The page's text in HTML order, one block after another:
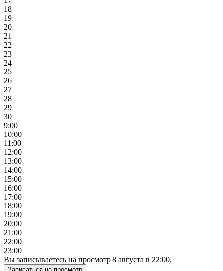
18
19
20
21
22
23
24
25
26
27
28
29
30
9:00
10:00
11:00
12:00
13:00
14:00
15:00
16:00
17:00
18:00
19:00
20:00
21:00
22:00
23:00
Вы записываетесь на просмотр 8 августа в 22:00.
Записаться на просмотр